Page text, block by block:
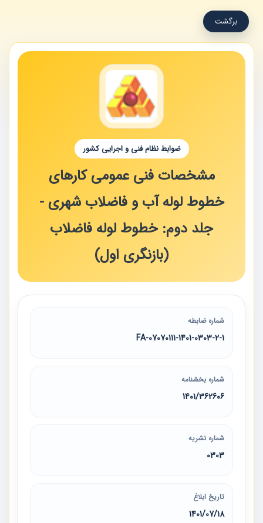
برگشت
ضوابط نظام فنی و اجرایی کشور
مشخصات فنی عمومی کارهای
خطوط لوله آب و فاضلاب شهری -
جلد دوم: خطوط لوله فاضلاب
(بازنگری اول)
شماره ضابطه
07070111-1401-0303-2-1-FA
شماره بخشنامه
1401/362606
شماره نشریه
0303
تاریخ ابلاغ
1401/07/18